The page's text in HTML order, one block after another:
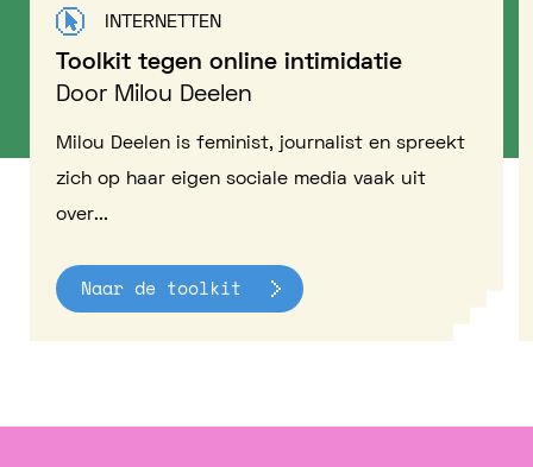
INTERNETTEN
Toolkit tegen online intimidatie
Door Milou Deelen
Milou Deelen is feminist, journalist en spreekt
zich op haar eigen sociale media vaak uit
over...
Naar de toolkit